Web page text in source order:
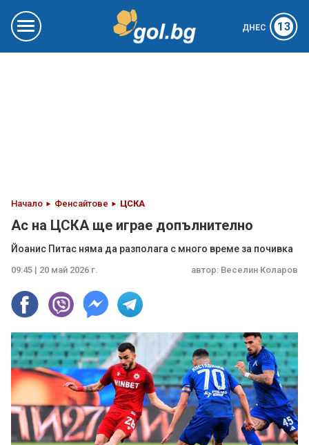
ДНЕС 13
Начало Фенсайтове ЦСКА
Ас на ЦСКА ще играе допълнително
Йоанис Питас няма да разполага с много време за почивка
09:45 | 20 май 2026 г. автор: Веселин Коларов